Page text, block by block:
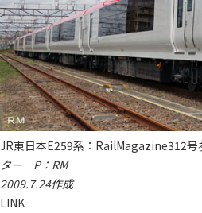
JR東日本E259系：RailMagazine312
ター P：RM
2009.7.24作成
LINK